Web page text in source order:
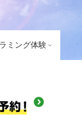
ミング体験